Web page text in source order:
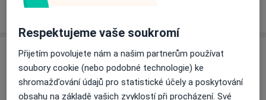
Adresa
Ordinace
Praha
Respektujeme vaše soukromí
Přijetím povolujete nám a našim partnerům používat
soubory cookie (nebo podobné technologie) ke
shromažďování údajů pro statistické účely a poskytování
obsahu na základě vašich zvyklostí při procházení. Své